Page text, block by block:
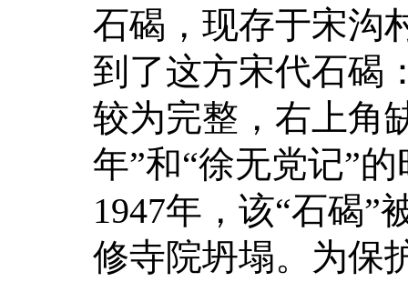
石碣，现存于宋沟
到了这方宋代石碣
较为完整，右上角
年”和“徐无党记”
1947年，该“石碣”
修寺院坍塌。为保